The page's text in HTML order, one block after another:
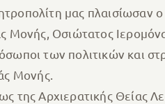
μας πλαισίωσαν
Μονής, Οσιώτατος
των πολιτικών και
Μονής.
της Αρχιερατικής Θείας